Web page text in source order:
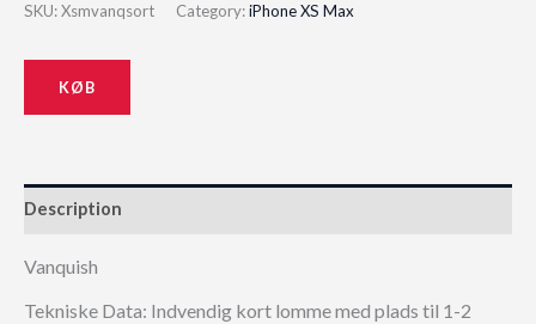
SKU:Xsmvanqsort Category:iPhone XS Max
KØB
Description
Vanquish
Tekniske Data: Indvendig kort lomme med plads til 1-2